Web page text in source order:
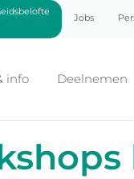
Jobs
info Deelnemen